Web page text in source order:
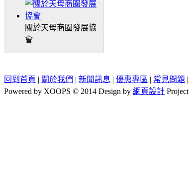
關於天母商圈發展協
會
回到首頁 | 關於我們 | 新聞訊息 | 優惠專區 | 常見問題 |
Powered by XOOPS © 2014 Design by 網頁設計 Project